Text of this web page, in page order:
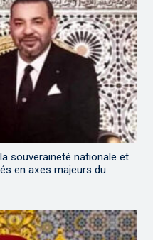
souveraineté nationale et
en axes majeurs du